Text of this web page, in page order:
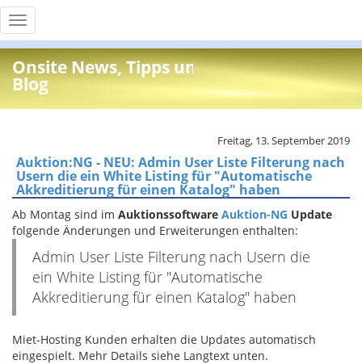
Toggle
navigation
Onsite News, Tipps und Info
Blog
Freitag, 13. September 2019
Auktion:NG - NEU: Admin User Liste Filterung nach
Usern die ein White Listing für "Automatische
Akkreditierung für einen Katalog" haben
Ab Montag sind im Auktionssoftware Auktion-NG Update
folgende Änderungen und Erweiterungen enthalten:
Admin User Liste Filterung nach Usern die
ein White Listing für "Automatische
Akkreditierung für einen Katalog" haben
Miet-Hosting Kunden erhalten die Updates automatisch
eingespielt. Mehr Details siehe Langtext unten.